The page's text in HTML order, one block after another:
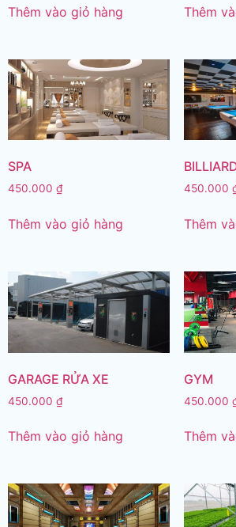
Thêm vào giỏ hàng Thêm
SPA
450.000 ₫
Thêm vào giỏ hàng
450.000
Thêm
GARAGE RỬA XE
450.000 ₫
Thêm vào giỏ hàng
GYM
450.000
Thêm